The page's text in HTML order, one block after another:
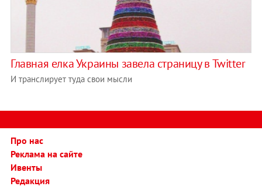
Главная елка Украины завела страницу в Twitter
И транслирует туда свои мысли
Про нас
Реклама на сайте
Ивенты
Редакция